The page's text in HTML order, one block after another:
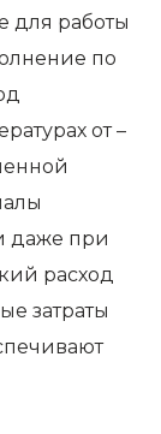
для работы
по
от –
даже при
расход
затраты